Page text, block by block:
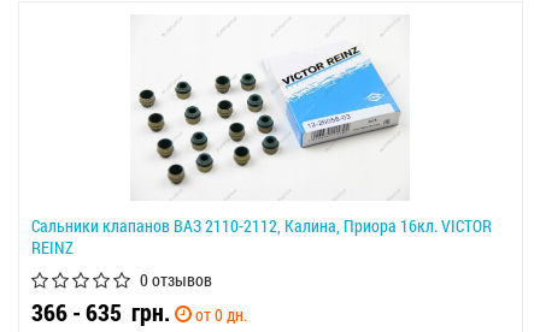
Сальники клапанов ВАЗ 2110-2112, Калина, Приора 16кл. VICTOR
REINZ
0 отзывов
366 - 635 грн.
от 0 дн.